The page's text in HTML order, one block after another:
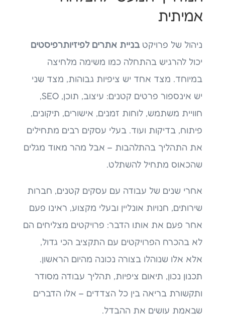
אמיתית
ניהול של פרויקט בניית אתרים לפיזיותרפיסטים
יכול להרגיש בהתחלה כמו משימה מלחיצה
במיוחד. מצד אחד יש ציפיות גבוהות, מצד שני
יש אינספור פרטים קטנים: עיצוב, תוכן, SEO,
חוויית משתמש, לוחות זמנים, אישורים, תיקונים,
פיתוח, בדיקות ועוד. בעלי עסקים רבים מתחילים
את התהליך בהתלהבות – אבל מהר מאוד מגלים
שהכאוס מתחיל להשתלט.
אחרי שנים של עבודה עם עסקים קטנים, חברות
שירותים, חנויות אונליין ובעלי מקצוע, ראינו פעם
אחר פעם את אותו הדבר: פרויקטים מצליחים הם
לא בהכרח הפרויקטים עם התקציב הכי גדול,
אלא אלו שנוהלו בצורה נכונה מהיום הראשון.
תכנון נכון, תיאום ציפיות, תהליך עבודה מסודר
ותקשורת בריאה בין כל הצדדים – אלו הדברים
שבאמת עושים את ההבדל.